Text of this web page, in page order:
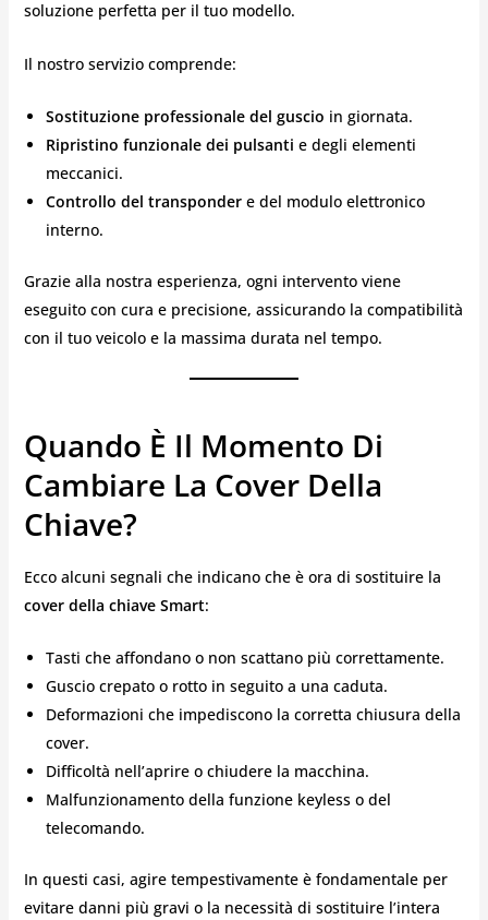
soluzione perfetta per il tuo modello.
Il nostro servizio comprende:
Sostituzione professionale del guscio in giornata.
Ripristino funzionale dei pulsanti e degli elementi
meccanici.
Controllo del transpondere del modulo elettronico
interno.
Grazie alla nostra esperienza, ogni intervento viene
eseguito con cura e precisione, assicurando la compatibilità
con il tuo veicolo e la massima durata nel tempo.
Quando È Il Momento Di
Cambiare La Cover Della
Chiave?
Ecco alcuni segnali che indicano che è ora di sostituire la
cover della chiave Smart:
Tasti che affondano o non scattano più correttamente.
Guscio crepato o rotto in seguito a una caduta.
Deformazioni che impediscono la corretta chiusura della
cover.
Difficoltà nell’aprire o chiudere la macchina.
Malfunzionamento della funzione keyless o del
telecomando.
In questi casi, agire tempestivamente è fondamentale per
evitare danni più gravi o la necessità di sostituire l’intera